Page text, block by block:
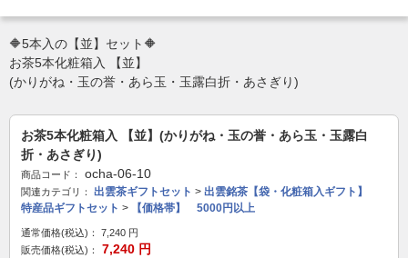
🔶5本入の【並】セット🔶
お茶5本化粧箱入 【並】
(かりがね・玉の誉・あら玉・玉露白折・あさぎり)
お茶5本化粧箱入 【並】(かりがね・玉の誉・あら玉・玉露白
折・あさぎり)
商品コード： ocha-06-10
関連カテゴリ： 出雲茶ギフトセット > 出雲銘茶【袋・化粧箱入ギフト】
特産品ギフトセット > 【価格帯】 5000円以上
通常価格(税込)： 7,240 円
販売価格(税込)：
7,240 円